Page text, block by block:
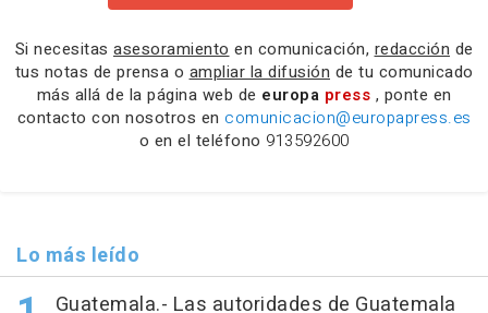
Si necesitas asesoramiento en comunicación, redacción de
tus notas de prensa o ampliar la difusión de tu comunicado
más allá de la página web de europa press , ponte en
contacto con nosotros en comunicacion@europapress.es
o en el teléfono 913592600
Lo más leído
Guatemala.- Las autoridades de Guatemala